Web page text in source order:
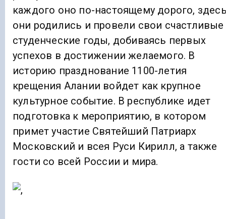
каждого оно по-настоящему дорого,
они родились и провели свои счастливые
студенческие годы, добиваясь первых
успехов в достижении желаемого. В
историю празднование 1100-летия
крещения Алании войдет как крупное
культурное событие. В республике идет
подготовка к мероприятию, в котором
примет участие Святейший Патриарх
Московский и всея Руси Кирилл, а также
гости со всей России и мира.